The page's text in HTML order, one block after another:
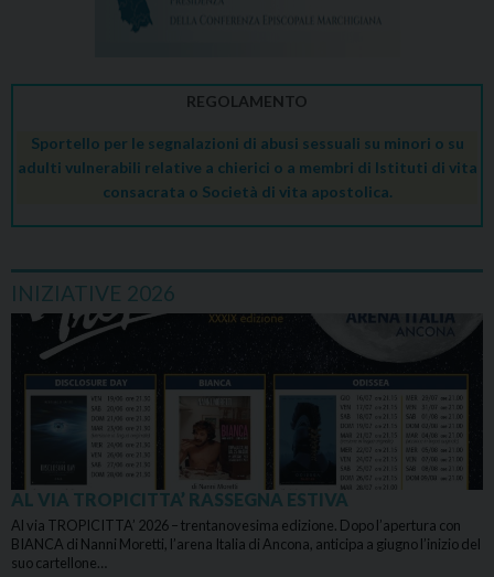
REGOLAMENTO
Sportello per le segnalazioni di abusi sessuali su minori o su
adulti vulnerabili relative a chierici o a membri di Istituti di vita
consacrata o Società di vita apostolica.
INIZIATIVE 2026
AL VIA TROPICITTA’ RASSEGNA ESTIVA
Al via TROPICITTA’ 2026 – trentanovesima edizione. Dopo l’apertura con
BIANCA di Nanni Moretti, l’arena Italia di Ancona, anticipa a giugno l’inizio del
suo cartellone…